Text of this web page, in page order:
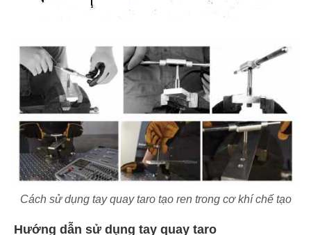
Cách sử dụng tay quay taro tạo ren trong cơ khí chế tạo
Hướng dẫn sử dụng tay quay taro